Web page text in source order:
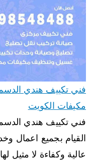
مكيفات الكويت
فني تكييف هندي
القيام بجميع اعمال
عالية وكفاءة لا